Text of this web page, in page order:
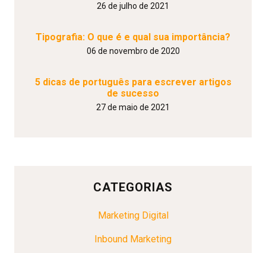
26 de julho de 2021
Tipografia: O que é e qual sua importância?
06 de novembro de 2020
5 dicas de português para escrever artigos
de sucesso
27 de maio de 2021
CATEGORIAS
Marketing Digital
Inbound Marketing